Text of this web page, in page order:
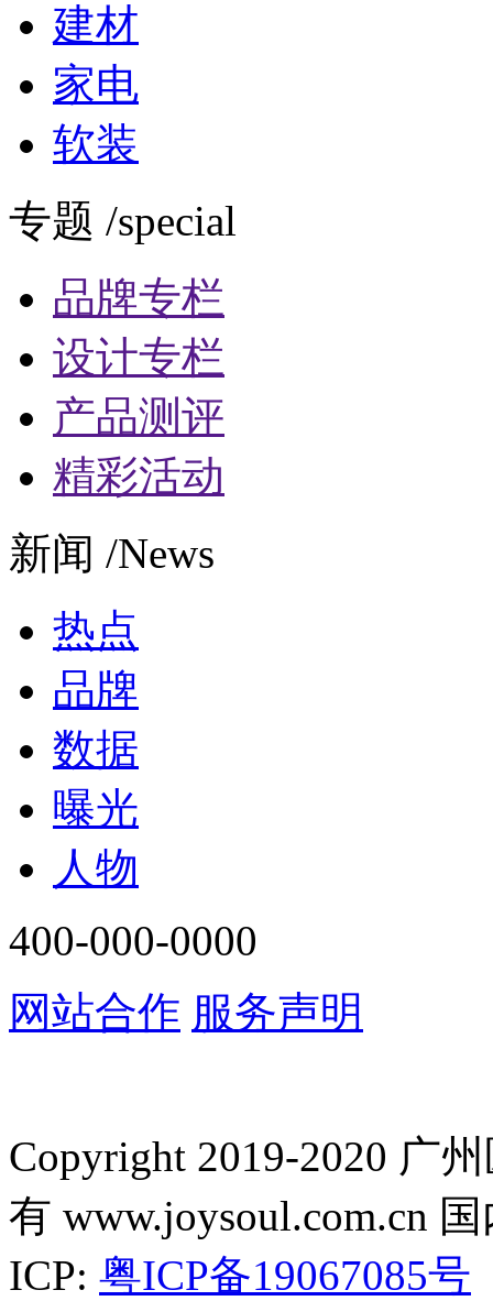
建材
家电
软装
专题 /special
品牌专栏
设计专栏
产品测评
精彩活动
新闻 /News
热点
品牌
数据
曝光
人物
400-000-0000
网站合作 服务声明
Copyright 2019-2020 广
有 www.joysoul.com.cn
ICP: 粤ICP备19067085号